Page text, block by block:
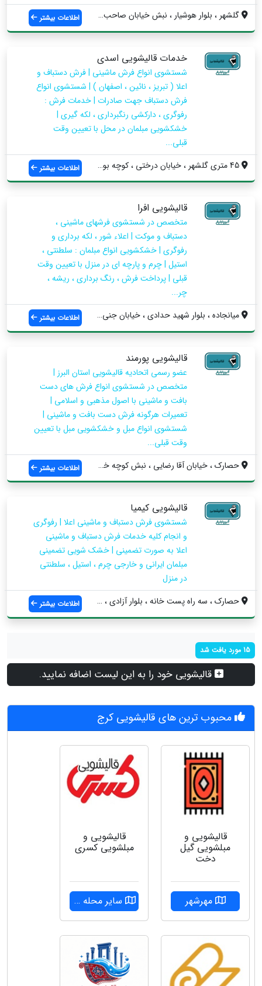
گلشهر ، بلوار هوشیار ، نبش خیابان صاحب ا...
اطلاعات بیشتر
خدمات قالیشویی اسدی
شستشوی انواع فرش ماشینی | فرش دستباف و
اعلا ( تبریز ، نائین ، اصفهان ) | شستشوی انواع
فرش دستباف جهت صادرات | خدمات فرش :
رفوگری ، دارکشی رنگبرداری ، لکه گیری |
خشکشویی مبلمان در محل با تعیین وقت
قبلی...
اطلاعات بیشتر
قالیشویی افرا
متخصص در شستشوی فرشهای ماشینی ،
دستباف و موکت | اعلاء شور ، لکه برداری و
رفوگری | خشکشویی انواع مبلمان : سلطنتی ،
استیل | چرم و پارچه ای در منزل با تعیین وقت
قبلی | پرداخت فرش ، رنگ برداری ، ریشه ،
چر...
میانجاده ، بلوار شهید حدادی ، خیابان جنی...
اطلاعات بیشتر
قالیشویی پورمند
عضو رسمی اتحادیه قالیشویی استان البرز |
متخصص در شستشوی انواع فرش های دست
بافت و ماشینی با اصول مذهبی و اسلامی |
تعمیرات هرگونه فرش دست بافت و ماشینی |
شستشوی انواع مبل و خشکشویی مبل با تعیین
وقت قبلی...
حصارک ، خیابان آقا رضایی ، نبش کوچه خوشب...
اطلاعات بیشتر
قالیشویی کیمیا
شستشوی فرش دستباف و ماشینی اعلا | رفوگری
و انجام کلیه خدمات فرش دستباف و ماشینی
اعلا به صورت تضمینی | خشک شویی تضمینی
مبلمان ایرانی و خارجی چرم ، استیل ، سلطنتی
در منزل
حصارک ، سه راه پست خانه ، بلوار آزادی ، ...
اطلاعات بیشتر
15 مورد یافت شد
قالیشویی خود را به این لیست اضافه نمایید.
محبوب ترین های قالیشویی کرج
قالیشویی و
مبلشویی گیل
دخت
مهرشهر
قالیشویی و
مبلشویی کسری
سایر محله ها